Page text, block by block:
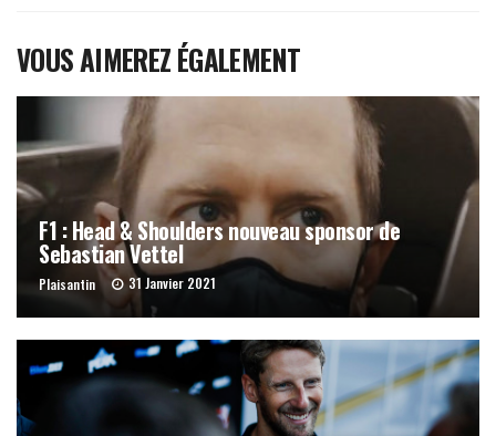
VOUS AIMEREZ ÉGALEMENT
F1 : Head & Shoulders nouveau sponsor de
Sebastian Vettel
Plaisantin 31 Janvier 2021